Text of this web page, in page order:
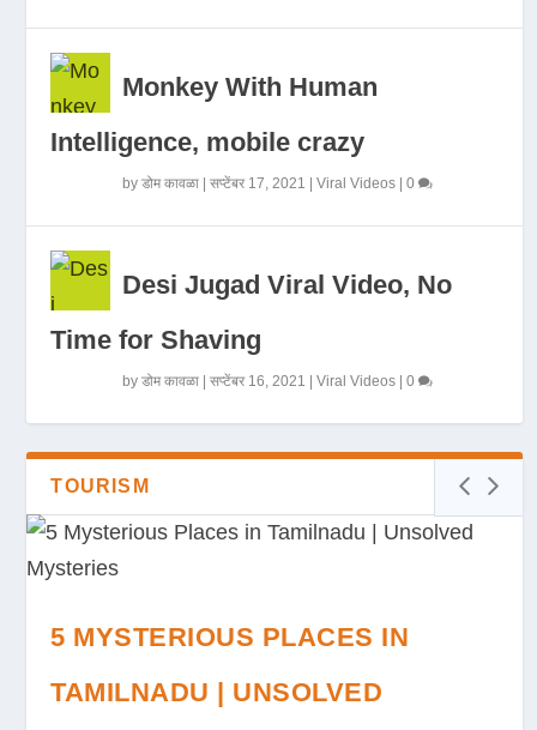
Monkey With Human
Intelligence, mobile crazy
byडोम कावळा |सप्टेंबर 17, 2021 |Viral Videos |0
Desi Jugad Viral Video, No
Time for Shaving
byडोम कावळा |सप्टेंबर 16, 2021 |Viral Videos |0
TOURISM
5 MYSTERIOUS PLACES IN
TAMILNADU | UNSOLVED